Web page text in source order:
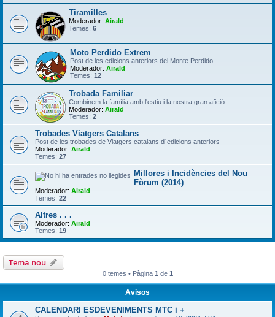
Tiramilles
Moderador: Airald
Temes: 6
Moto Perdido Extrem
Post de les edicions anteriors del Monte Perdido
Moderador: Airald
Temes: 12
Trobada Familiar
Combinem la família amb l'estiu i la nostra gran afició
Moderador: Airald
Temes: 2
Trobades Viatgers Catalans
Post de les trobades de Viatgers catalans d´edicions anteriors
Moderador: Airald
Temes: 27
Millores i Incidències del Nou
Fòrum (2014)
Moderador: Airald
Temes: 22
Altres . . .
Moderador: Airald
Temes: 19
Tema nou
0 temes • Pàgina 1 de 1
Avisos
CALENDARI ESDEVENIMENTS MTC i +